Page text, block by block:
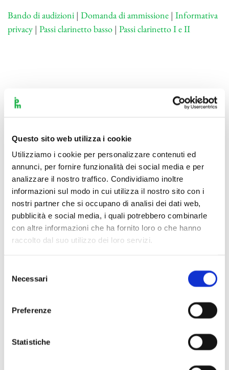
Questo sito web utilizza i cookie
Utilizziamo i cookie per personalizzare contenuti ed
annunci, per fornire funzionalità dei social media e per
analizzare il nostro traffico. Condividiamo inoltre
informazioni sul modo in cui utilizza il nostro sito con i
nostri partner che si occupano di analisi dei dati web,
pubblicità e social media, i quali potrebbero combinarle
con altre informazioni che ha fornito loro o che hanno
raccolto dal suo utilizzo dei loro servizi.
delNecessari
Preferenze
Statistiche
Bando di audizioni | Domanda di ammissione | Informativa
privacy | Passi clarinetto basso | Passi clarinetto I e II